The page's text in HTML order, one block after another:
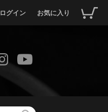
ログイン お気に入り